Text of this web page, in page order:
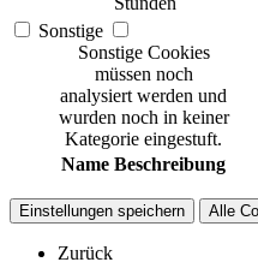
Sonstige
Sonstige Cookies
müssen noch
analysiert werden und
wurden noch in keiner
Kategorie eingestuft.
Name Beschreibung
Einstellungen speichern Alle
Zurück